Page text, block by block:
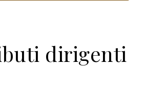
dirigenti